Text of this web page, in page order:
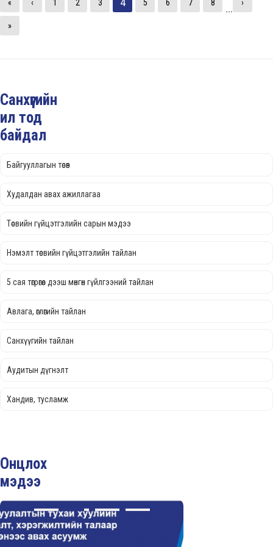
« ‹ 1 2 3 5 6 7 8
...
›
»
Санхүүгийн
ил тод
байдал
Байгууллагын төсөв
Худалдан авах ажиллагаа
Төсвийн гүйцэтгэлийн сарын мэдээ
Нэмэлт төсвийн гүйцэтгэлийн тайлан
5 сая төгрөгөөс дээш мөнгөн гүйлгээний тайлан
Авлага, өглөгийн тайлан
Санхүүгийн тайлан
Аудитын дүгнэлт
Хандив, тусламж
Онцлох
мэдээ